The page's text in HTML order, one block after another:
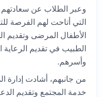
وعبر الطلاب عن سعادتهم
التي أتاحت لهم الفرصة
الأطفال المرضى وتقديم
الطبيب في تقديم
وأسرهم.
من جانبهم، أشادت إدارة
خدمة المجتمع وتقديم